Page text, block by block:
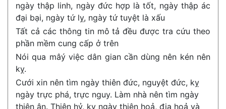
ngày thập linh, ngày đức hợp là tốt, ngày thập ác
đại bại, ngày tứ lỵ, ngày tứ tuyệt là xấu
Tất cả các thông tin mô tả đều được tra cứu theo
phần mềm cung cấp ở trên
Nói qua mâý việc dân gian cần dùng nên kén nên
kỵ.
Cưới xin nên tìm ngày thiên đức, nguyệt đức, kỵ
ngày trực phá, trực nguy. Làm nhà nên tìm ngày
thiên ân. Thiên hỷ, kỵ ngày thiên hoả, địa hoả và